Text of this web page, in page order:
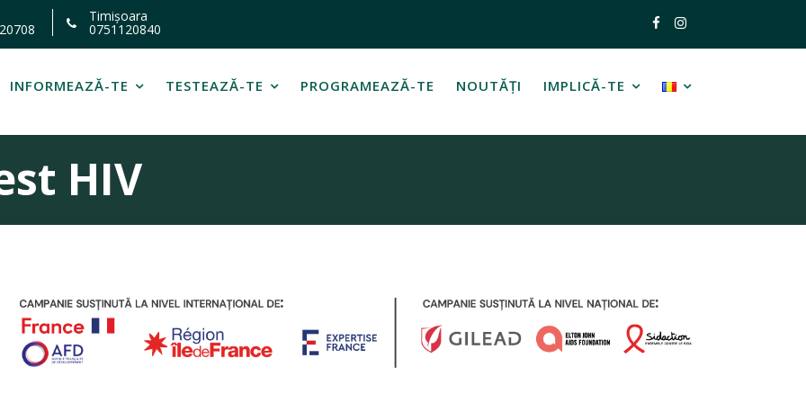
Timișoara
0751120840
INFORMEAZĂ-TE TESTEAZĂ-TE PROGRAMEAZĂ-TE NOUTĂȚI IMPLICĂ-TE
HIV